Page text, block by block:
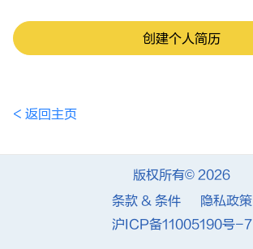
创建个人简历
< 返回主页
版权所有© 2026
条款 & 条件
隐私政策
沪ICP备11005190号-7